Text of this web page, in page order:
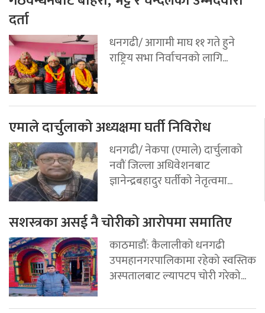
दर्ता
धनगढी/ आगामी माघ ११ गते हुने
राष्ट्रिय सभा निर्वाचनको लागि...
एमाले दार्चुलाको अध्यक्षमा घर्ती निविरोध
धनगढी/ नेकपा (एमाले) दार्चुलाको
नवौं जिल्ला अधिवेशनबाट
ज्ञानेन्द्रबहादुर घर्तीको नेतृत्वमा...
सशस्त्रका असई नै चोरीको आरोपमा समातिए
काठमाडौं: कैलालीको धनगढी
उपमहानगरपालिकामा रहेको स्वस्तिक
अस्पतालबाट ल्यापटप चोरी गरेको...